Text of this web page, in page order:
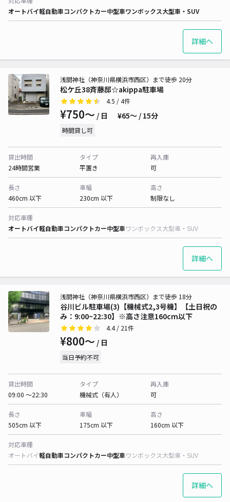
オートバイ軽自動車コンパクトカー中型車ワンボックス大型車・SUV
詳細へ
松ケ丘38斉藤邸☆akippa駐車場
浅間神社（神奈川県横浜市西区）まで徒歩 20分
4.5 / 4件
¥750〜 / 日 ¥65〜 / 15分
時間貸し可
貸出時間
24時間営業
タイプ
平置き
再入庫
可
長さ
460cm 以下
車幅
230cm 以下
高さ
制限なし
対応車種
オートバイ軽自動車コンパクトカー中型車ワンボックス大型車・SUV
詳細へ
谷川ビル駐車場(3)【機械式2,3号機】【土日祝の
み：9:00~22:30】※高さ注意160cm以下
浅間神社（神奈川県横浜市西区）まで徒歩 18分
4.4/ 21件
¥800〜 / 日
当日予約不可
貸出時間
09:00 〜22:30
タイプ
機械式（有人）
再入庫
可
長さ
505cm 以下
車幅
175cm 以下
高さ
160cm 以下
対応車種
オートバイ軽自動車コンパクトカー中型車ワンボックス大型車・SUV
詳細へ